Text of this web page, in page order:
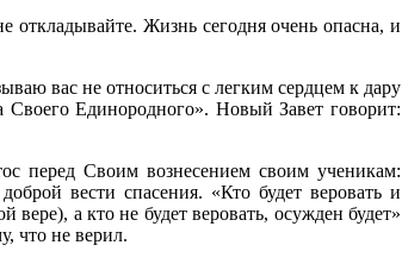
Жизнь сегодня очень опасна, и
вас не относиться с легким сердцем к дару
Единородного». Новый Завет говорит:
перед Своим вознесением своим ученикам:
вести спасения. «Кто будет веровать и
вере), а кто не будет веровать, осужден будет»
что не верил.